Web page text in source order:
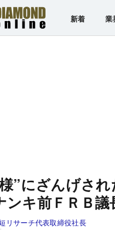
新着 業
”にざんげさ
ンキ前ＦＲＢ議
リサーチ代表取締役社長